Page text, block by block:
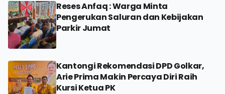
Reses Anfaq : Warga Minta
Pengerukan Saluran dan Kebijakan
Parkir Jumat
Kantongi Rekomendasi DPD Golkar,
Arie Prima Makin Percaya Diri Raih
Kursi Ketua PK